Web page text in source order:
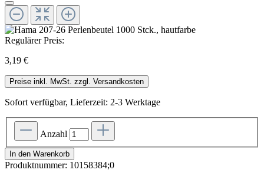
Regulärer Preis:
3,19 €
Preise inkl. MwSt. zzgl. Versandkosten
Sofort verfügbar, Lieferzeit: 2-3 Werktage
Anzahl
In den Warenkorb
Produktnummer: 10158384;0